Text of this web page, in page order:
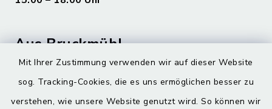
Mit Ihrer Zustimmung verwenden wir auf dieser Website
sog. Tracking-Cookies, die es uns ermöglichen besser zu
verstehen, wie unsere Website genutzt wird. So können wir
Aus Bruckmühl
Digitaler Ortsplan